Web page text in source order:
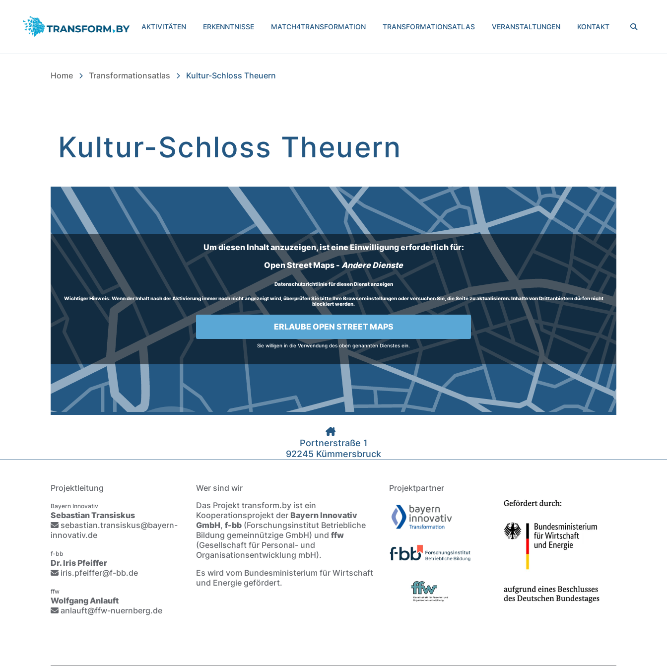
Bayern Innovativ GmbH | transform.by
AKTIVITÄTEN ERKENNTNISSE MATCH4TRANSFORMATION TRANSFORMATIONSATLAS VERANSTALTUNGEN KONTAKT
Home Transformationsatlas Kultur-Schloss Theuern
Kultur-Schloss Theuern
Inhalt
Um diesen Inhalt anzuzeigen, ist eine Einwilligung erforderlich für:
Open Street Maps - Andere Dienste
Datenschutzrichtlinie für diesen Dienst anzeigen
Wichtiger Hinweis:Wenn der Inhalt nach der Aktivierung immer noch nicht angezeigt wird, überprüfen Sie bitte Ihre Browsereinstellungen oder versuchen Sie, die Seite zu aktualisieren. Inhalte von Drittanbietern dürfen nicht
blockiert werden.
ERLAUBE OPEN STREET MAPS
Sie willigen in die Verwendung des oben genannten Dienstes ein.
Portnerstraße 1
92245 Kümmersbruck
Projektleitung
Bayern Innovativ
Sebastian Transiskus
sebastian.transiskus@bayern-
innovativ.de
f-bb
Dr. Iris Pfeiffer
iris.pfeiffer@f-bb.de
ffw
Wolfgang Anlauft
anlauft@ffw-nuernberg.de
Wer sind wir
Das Projekt transform.by ist ein
Kooperationsprojekt der Bayern Innovativ
GmbH, f-bb(Forschungsinstitut Betriebliche
Bildung gemeinnützige GmbH) und ffw
(Gesellschaft für Personal- und
Organisationsentwicklung mbH).
Es wird vom Bundesministerium für Wirtschaft
und Energie gefördert.
Projektpartner